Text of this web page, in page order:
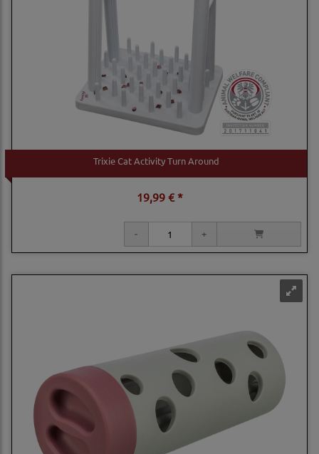
Trixie Cat Activity Turn Around
19,99 € *